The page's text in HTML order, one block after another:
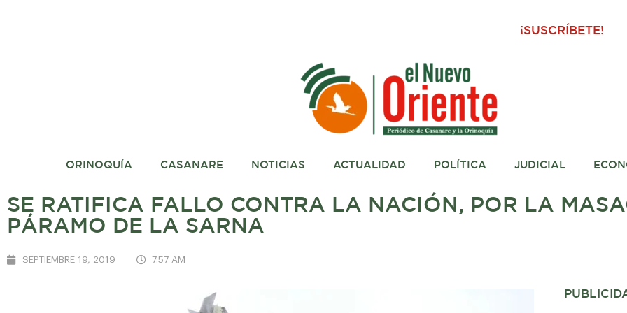
¡SUSCRÍBETE!
ORINOQUÍA CASANARE NOTICIAS ACTUALIDAD POLÍTICA JUDICIAL
SE RATIFICA FALLO CONTRA LA NACIÓN, POR LA
PÁRAMO DE LA SARNA
SEPTIEMBRE 19, 2019 7:57 AM